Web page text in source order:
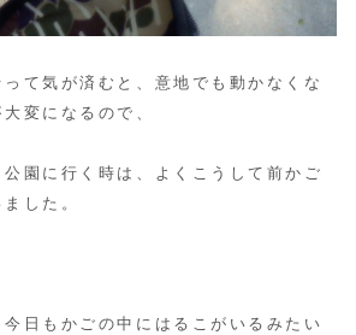
て気が済むと、意地でも動かなくな
変になるので、
園に行く時は、よくこうして前かご
した。
日もかごの中にはるこがいるみたい